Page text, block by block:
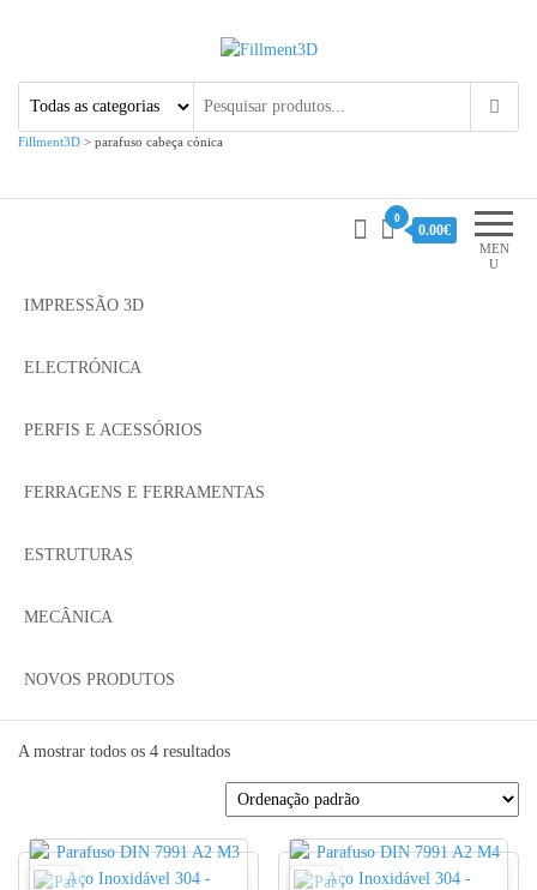
Fillment3D
Fillment3D > parafuso cabeça cónica
MEN
U
0
0.00€
IMPRESSÃO 3D
ELECTRÓNICA
PERFIS E ACESSÓRIOS
FERRAGENS E FERRAMENTAS
ESTRUTURAS
MECÂNICA
NOVOS PRODUTOS
A mostrar todos os 4 resultados